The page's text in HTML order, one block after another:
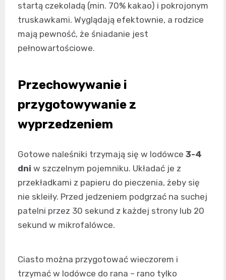
startą czekoladą (min. 70% kakao) i pokrojonym
truskawkami. Wyglądają efektownie, a rodzice
mają pewność, że śniadanie jest
pełnowartościowe.
Przechowywanie i
przygotowywanie z
wyprzedzeniem
Gotowe naleśniki trzymają się w lodówce 3-4
dni w szczelnym pojemniku. Układać je z
przekładkami z papieru do pieczenia, żeby się
nie skleiły. Przed jedzeniem podgrzać na suchej
patelni przez 30 sekund z każdej strony lub 20
sekund w mikrofalówce.
Ciasto można przygotować wieczorem i
trzymać w lodówce do rana – rano tylko